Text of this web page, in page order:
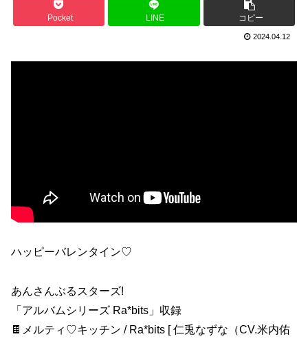
Pocket LINE コピー
2024.04.12
ハッピーバレンタイン♡
あんさんぶるスターズ!
「アルバムシリーズ Ra*bits」収録
🍫メルティ♡キッチン / Ra*bits [ 仁兎なずな（CV.米内佑